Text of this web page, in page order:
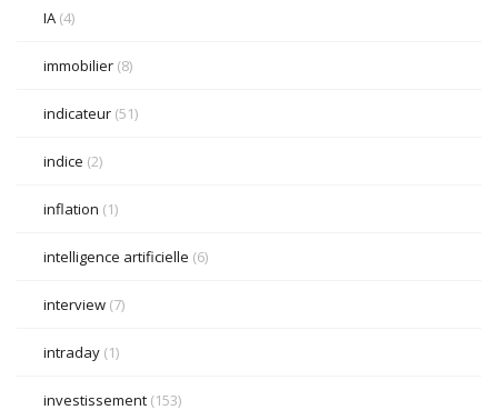
IA (4)
immobilier (8)
indicateur (51)
indice (2)
inflation (1)
intelligence artificielle (6)
interview (7)
intraday (1)
investissement (153)